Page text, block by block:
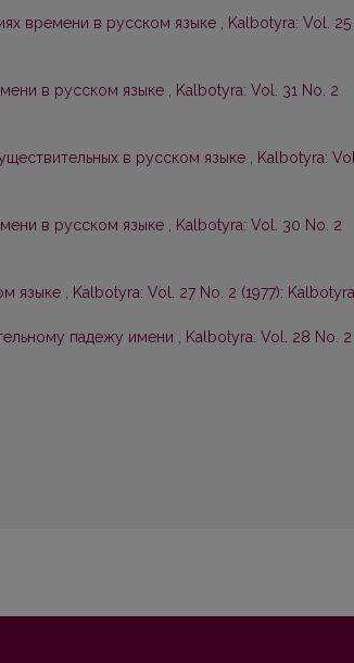
времени в русском языке , Kalbotyra: Vol. 25
в русском языке , Kalbotyra: Vol. 31 No. 2
в русском языке , Kalbotyra:
в русском языке , Kalbotyra: Vol. 30 No. 2
языке , Kalbotyra: Vol. 27 No. 2 (1977): Kalbotyra
падежу имени , Kalbotyra: Vol. 28 No. 2